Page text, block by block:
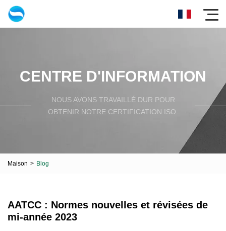
CENTRE D'INFORMATION
NOUS AVONS TRAVAILLÉ DUR POUR
OBTENIR NOTRE CERTIFICATION ISO.
Maison > Blog
AATCC : Normes nouvelles et révisées de
mi-année 2023